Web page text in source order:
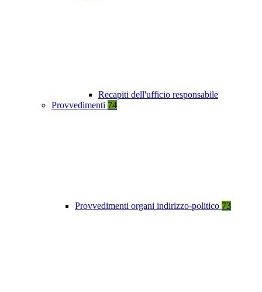
Recapiti dell'ufficio responsabile
Provvedimenti 74
Provvedimenti organi indirizzo-politico 73